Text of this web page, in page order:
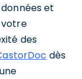
et
votre
des
dès